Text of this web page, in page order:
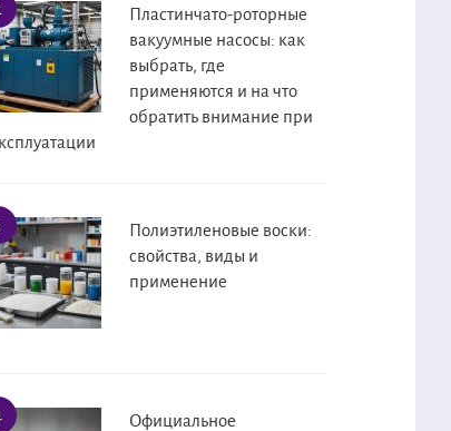
Пластинчато-роторные
вакуумные насосы: как
выбрать, где
применяются и на что
обратить внимание при
Полиэтиленовые воски:
свойства, виды и
применение
Официальное